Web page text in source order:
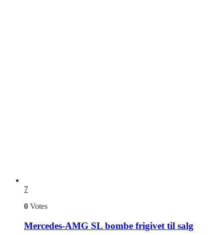
7
0 Votes
Mercedes-AMG SL bombe frigivet til salg